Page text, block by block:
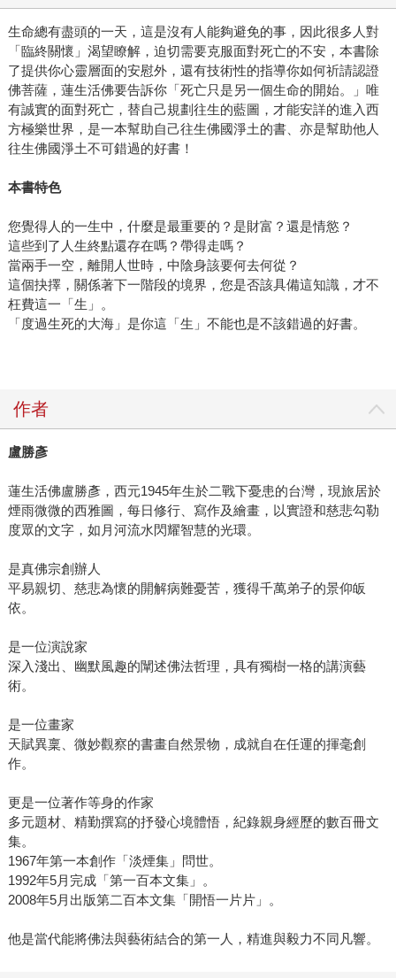
生命總有盡頭的一天，這是沒有人能夠避免的事，因此很多人對
「臨終關懷」渴望瞭解，迫切需要克服面對死亡的不安，本書除
了提供你心靈層面的安慰外，還有技術性的指導你如何祈請認證
佛菩薩，蓮生活佛要告訴你「死亡只是另一個生命的開始。」唯
有誠實的面對死亡，替自己規劃往生的藍圖，才能安詳的進入西
方極樂世界，是一本幫助自己往生佛國淨土的書、亦是幫助他人
往生佛國淨土不可錯過的好書！
本書特色
您覺得人的一生中，什麼是最重要的？是財富？還是情慾？
這些到了人生終點還存在嗎？帶得走嗎？
當兩手一空，離開人世時，中陰身該要何去何從？
這個抉擇，關係著下一階段的境界，您是否該具備這知識，才不
枉費這一「生」。
「度過生死的大海」是你這「生」不能也是不該錯過的好書。
作者
盧勝彥
蓮生活佛盧勝彥，西元1945年生於二戰下憂患的台灣，現旅居於
煙雨微微的西雅圖，每日修行、寫作及繪畫，以實證和慈悲勾勒
度眾的文字，如月河流水閃耀智慧的光環。
是真佛宗創辦人
平易親切、慈悲為懷的開解病難憂苦，獲得千萬弟子的景仰皈
依。
是一位演說家
深入淺出、幽默風趣的闡述佛法哲理，具有獨樹一格的講演藝
術。
是一位畫家
天賦異稟、微妙觀察的書畫自然景物，成就自在任運的揮毫創
作。
更是一位著作等身的作家
多元題材、精勤撰寫的抒發心境體悟，紀錄親身經歷的數百冊文
集。
1967年第一本創作「淡煙集」問世。
1992年5月完成「第一百本文集」。
2008年5月出版第二百本文集「開悟一片片」。
他是當代能將佛法與藝術結合的第一人，精進與毅力不同凡響。